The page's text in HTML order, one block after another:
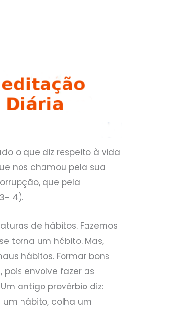
o que diz respeito à vida
nos chamou pela sua
que pela
4).
de hábitos. Fazemos
torna um hábito. Mas,
hábitos. Formar bons
envolve fazer as
antigo provérbio diz:
um hábito, colha um